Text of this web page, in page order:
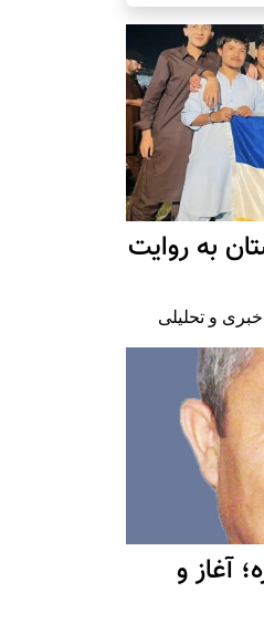
به روایت
و تحلیلی
آغاز و